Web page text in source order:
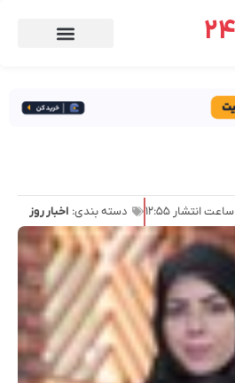
ساعت انتشار ۱۲:۵۵ دسته بندی: اخبار روز